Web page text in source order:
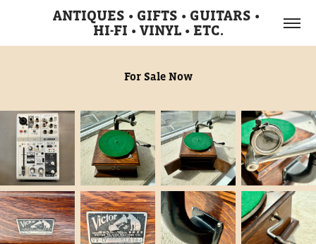
ANTIQUES • GIFTS • GUITARS •
HI-FI • VINYL • ETC.
For Sale Now